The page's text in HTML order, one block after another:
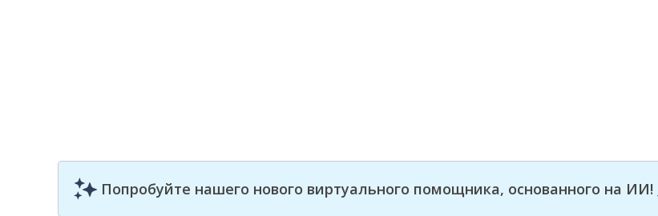
Попробуйте нашего нового виртуального помощника, основанного на ИИ!